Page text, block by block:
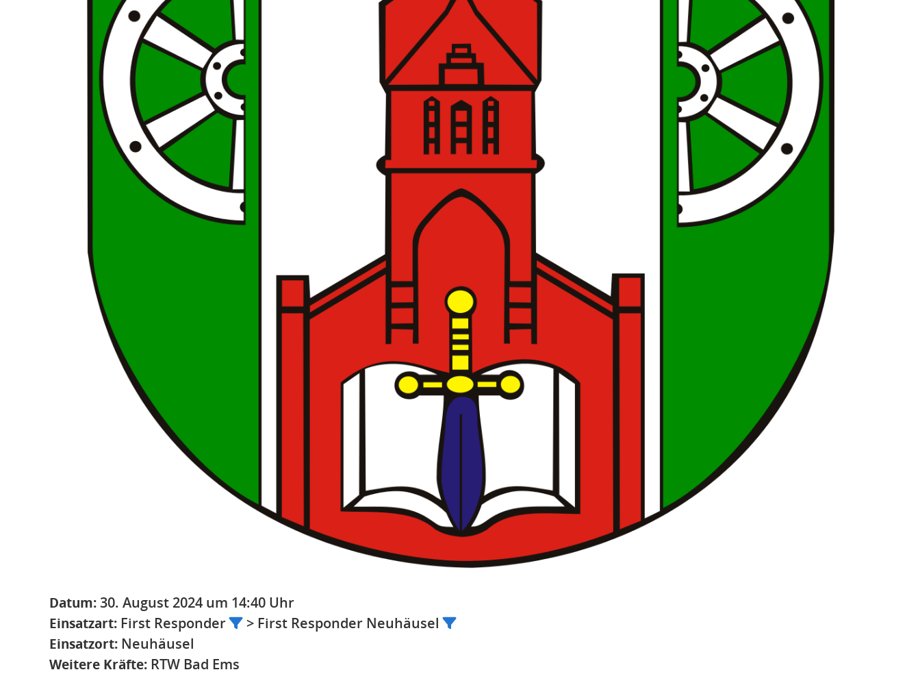
Datum:30. August 2024 um 14:40 Uhr
Einsatzart: First Responder
> First Responder Neuhäusel
Einsatzort: Neuhäusel
Weitere Kräfte: RTW Bad Ems